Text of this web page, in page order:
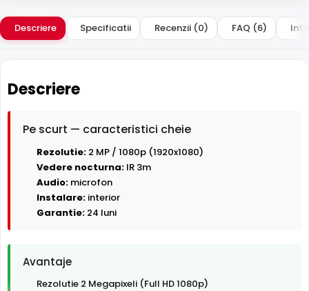
Descriere Specificatii Recenzii (0) FAQ (6)
Descriere
Pe scurt — caracteristici cheie
Rezolutie: 2 MP / 1080p (1920x1080)
Vedere nocturna: IR 3m
Audio: microfon
Instalare: interior
Garantie: 24 luni
Avantaje
Rezolutie 2 Megapixeli (Full HD 1080p)